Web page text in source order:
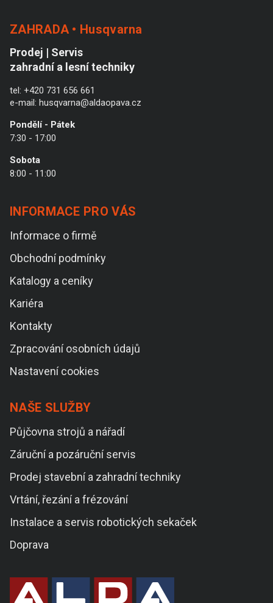
ZAHRADA • Husqvarna
Prodej | Servis
zahradní a lesní techniky
tel: +420 731 656 661
e-mail: husqvarna@aldaopava.cz
Pondělí - Pátek
7:30 - 17:00
Sobota
8:00 - 11:00
INFORMACE PRO VÁS
Informace o firmě
Obchodní podmínky
Katalogy a ceníky
Kariéra
Kontakty
Zpracování osobních údajů
Nastavení cookies
NAŠE SLUŽBY
Půjčovna strojů a nářadí
Záruční a pozáruční servis
Prodej stavební a zahradní techniky
Vrtání, řezání a frézování
Instalace a servis robotických sekaček
Doprava